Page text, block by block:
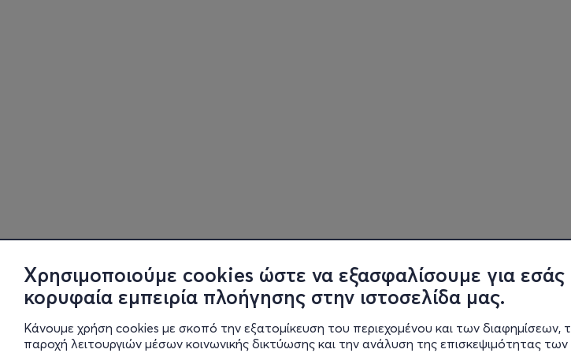
Χρησιμοποιούμε cookies ώστε να εξασφαλίσουμε για εσάς
κορυφαία εμπειρία πλοήγησης στην ιστοσελίδα μας.
Κάνουμε χρήση cookies με σκοπό την εξατομίκευση του περιεχομένου και των διαφημίσεων,
παροχή λειτουργιών μέσων κοινωνικής δικτύωσης και την ανάλυση της επισκεψιμότητας των